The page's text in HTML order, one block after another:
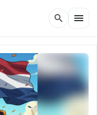
search menu